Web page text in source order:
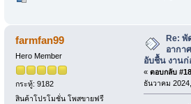
farmfan99
Hero Member
กระทู้: 9182
สินค้าโปรโมชั่น โพสขายฟรี
Re: พั
อากา
อับชื้น งานก่
« ตอบกลับ
ธันวาคม